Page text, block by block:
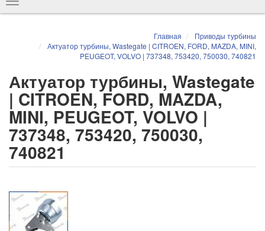
Показать
навигацию
Главная
Приводы турбины
Актуатор турбины, Wastegate | CITROEN, FORD, MAZDA, MINI,
PEUGEOT, VOLVO | 737348, 753420, 750030, 740821
Актуатор турбины, Wastegate
| CITROEN, FORD, MAZDA,
MINI, PEUGEOT, VOLVO |
737348, 753420, 750030,
740821